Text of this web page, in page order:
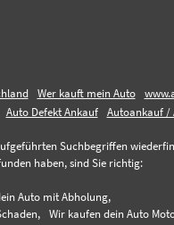
Wer kauft mein Auto
Auto Defekt Ankauf Autoankauf /
Suchbegriffen
haben, sind Sie richtig:
Auto mit Abholung,
Wir kaufen dein Auto